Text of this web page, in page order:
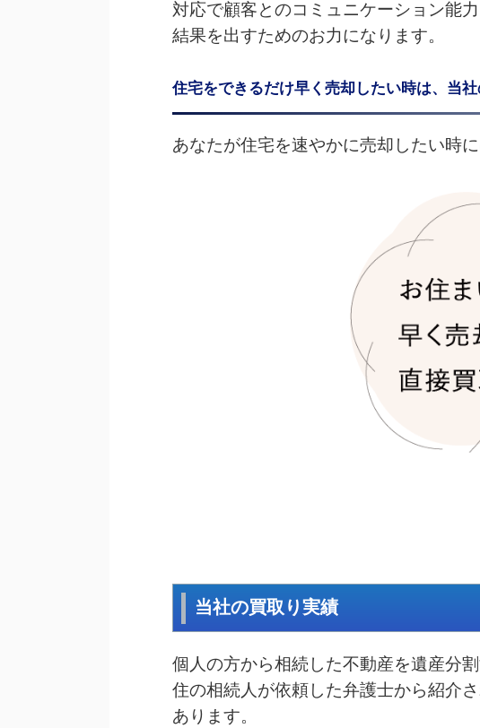
対応で顧客とのコミュニケーション能
結果を出すためのお力になります。
住宅をできるだけ早く売却したい時は、当
あなたが住宅を速やかに売却したい時
当社の買取り実績
個人の方から相続した不動産を遺産分
住の相続人が依頼した弁護士から紹介
あります。